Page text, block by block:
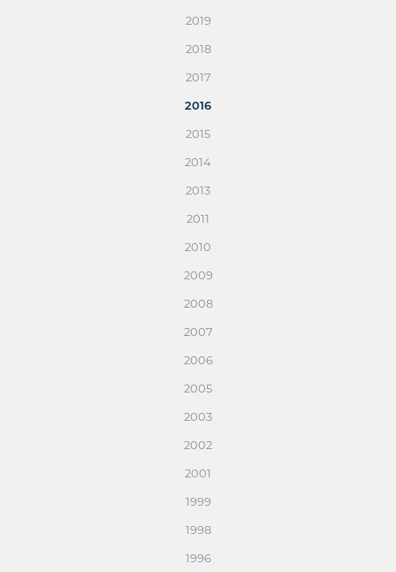
2019
2018
2017
2016
2015
2014
2013
2011
2010
2009
2008
2007
2006
2005
2003
2002
2001
1999
1998
1996